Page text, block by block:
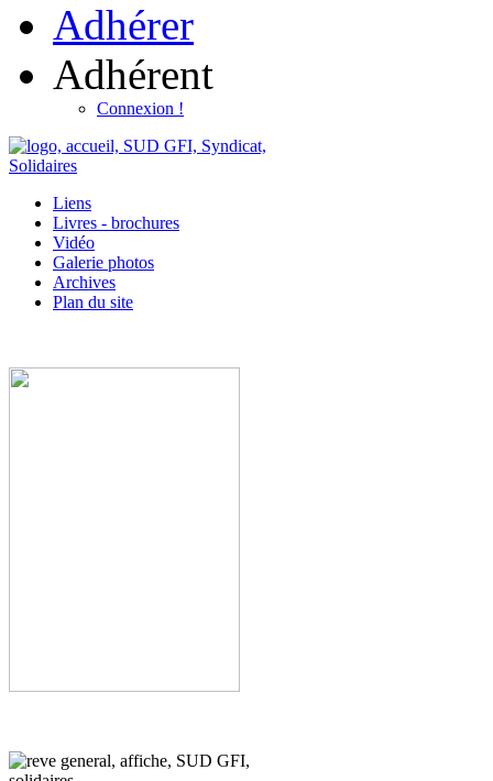
Adhérer
Adhérent
Connexion !
Liens
Livres - brochures
Vidéo
Galerie photos
Archives
Plan du site